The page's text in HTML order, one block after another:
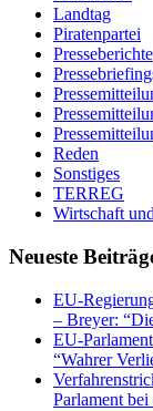
Landtag
Piratenpartei
Presseberichte
Reden
Sonstiges
TERREG
Wirtschaft
Neueste
EU-
– Breyer:
EU-
“Wahrer
Parlament